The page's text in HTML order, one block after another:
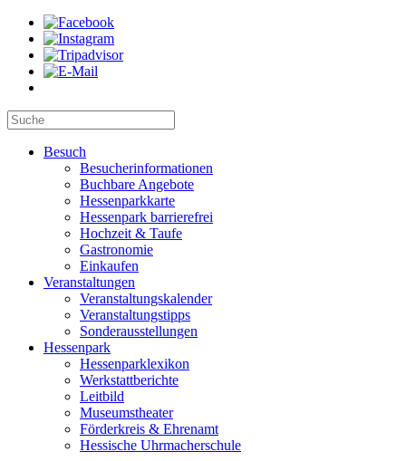
Besuch
Besucherinformationen
Buchbare Angebote
Hessenparkkarte
Hessenpark barrierefrei
Hochzeit & Taufe
Gastronomie
Einkaufen
Veranstaltungen
Veranstaltungskalender
Veranstaltungstipps
Sonderausstellungen
Hessenpark
Hessenparklexikon
Werkstattberichte
Leitbild
Museumstheater
Förderkreis & Ehrenamt
Hessische Uhrmacherschule